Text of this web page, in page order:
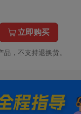
立即购买
，不支持退换货。